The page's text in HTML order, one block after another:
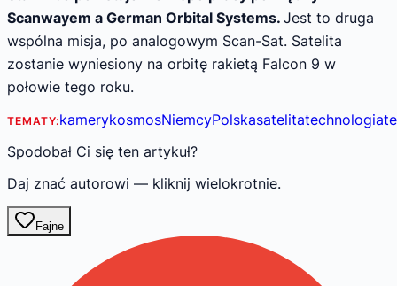
Scanwayem a German Orbital Systems. Jest to druga
wspólna misja, po analogowym Scan-Sat. Satelita
zostanie wyniesiony na orbitę rakietą Falcon 9 w
połowie tego roku.
TEMATY:kamerykosmosNiemcyPolskasatelitatechnologia
Spodobał Ci się ten artykuł?
Daj znać autorowi — kliknij wielokrotnie.
Fajne